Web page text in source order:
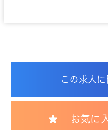
この求人
お気に